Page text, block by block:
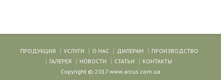
ПРОДУКЦИЯ УСЛУГИ О НАС ДИЛЕРАМ
ПРОИЗВОДСТВО
ГАЛЕРЕЯ
НОВОСТИ СТАТЬИ
КОНТАКТЫ
Copyright © 2017 www.arcus.com.ua